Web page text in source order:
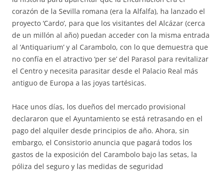
corazón de la Sevilla romana (era la Alfalfa), ha lanzado el
proyecto ‘Cardo’, para que los visitantes del Alcázar (cerca
de un millón al año) puedan acceder con la misma entrada
al ‘Antiquarium’ y al Carambolo, con lo que demuestra que
no confía en el atractivo ‘per se’ del Parasol para revitalizar
el Centro y necesita parasitar desde el Palacio Real más
antiguo de Europa a las joyas tartésicas.
Hace unos días, los dueños del mercado provisional
declararon que el Ayuntamiento se está retrasando en el
pago del alquiler desde principios de año. Ahora, sin
embargo, el Consistorio anuncia que pagará todos los
gastos de la exposición del Carambolo bajo las setas, la
póliza del seguro y las medidas de seguridad